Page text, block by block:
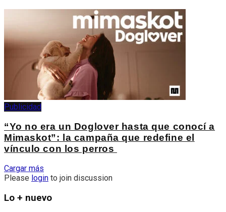
Publicidad
“Yo no era un Doglover hasta que conocí a
Mimaskot”: la campaña que redefine el
vínculo con los perros
Cargar más
Please login to join discussion
Lo + nuevo